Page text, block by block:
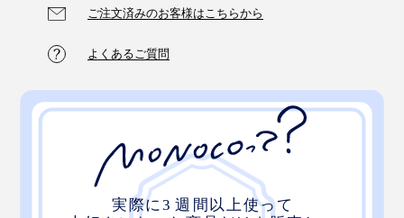
ご注文済みのお客様はこちらから
よくあるご質問